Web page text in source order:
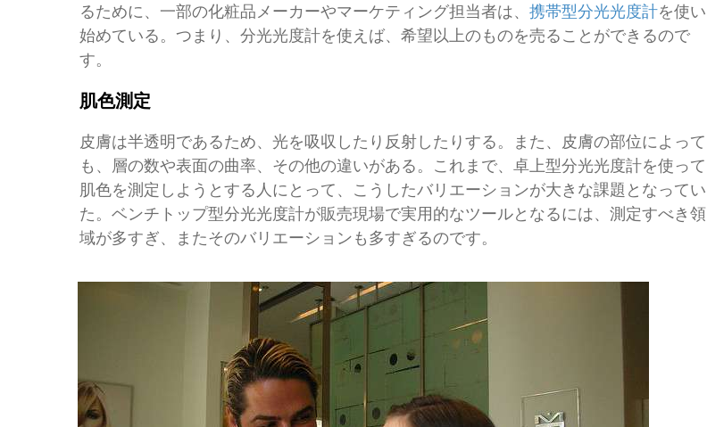
るために、一部の化粧品メーカーやマーケティング担当者は、 携帯型分光光度計を使い
始めている。つまり、分光光度計を使えば、希望以上のものを売ることができるので
す。
肌色測定
皮膚は半透明であるため、光を吸収したり反射したりする。また、皮膚の部位によって
も、層の数や表面の曲率、その他の違いがある。これまで、卓上型分光光度計を使って
肌色を測定しようとする人にとって、こうしたバリエーションが大きな課題となってい
た。ベンチトップ型分光光度計が販売現場で実用的なツールとなるには、測定すべき領
域が多すぎ、またそのバリエーションも多すぎるのです。